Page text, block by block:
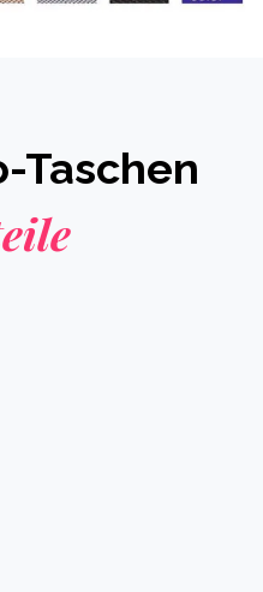
Taschen